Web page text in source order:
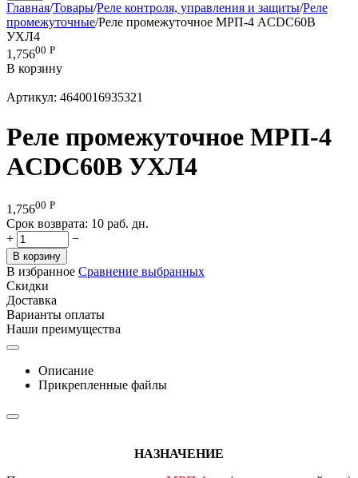
Главная/Товары/Реле контроля, управления и защиты/Реле
промежуточные/Реле промежуточное МРП-4 ACDC60В
УХЛ4
1,75600 Р
В корзину
Артикул: 4640016935321
Реле промежуточное МРП-4
ACDC60В УХЛ4
1,75600 Р
Срок возврата: 10 раб. дн.
+
−
В корзину
В избранное Сравнение выбранных
Скидки
Доставка
Варианты оплаты
Наши преимущества
Описание
Прикрепленные файлы
НАЗНАЧЕНИЕ